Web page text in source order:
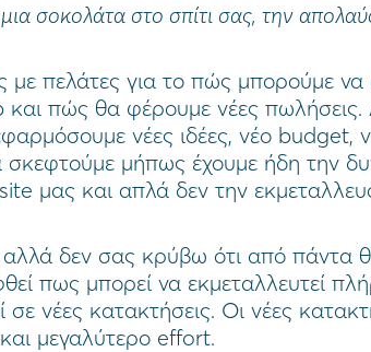
σοκολάτα στο σπίτι σας, την
με πελάτες για το πώς μπορούμε
πώς θα φέρουμε νέες πωλήσεις.
νέες ιδέες, νέο budget,
σκεφτούμε μήπως έχουμε ήδη την
μας και απλά δεν την
δεν σας κρύβω ότι από πάντα
πως μπορεί να εκμεταλλευτεί
νέες κατακτήσεις. Οι νέες
μεγαλύτερο effort.